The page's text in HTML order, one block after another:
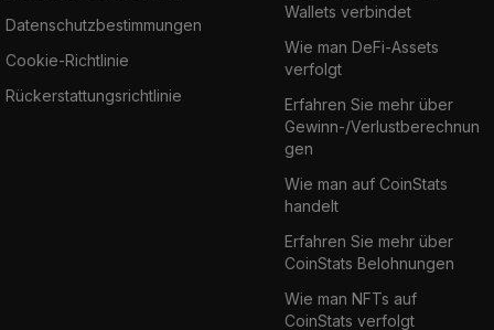
Datenschutzbestimmungen
Cookie-Richtlinie
Rückerstattungsrichtlinie
Wallets verbindet
Wie man DeFi-Assets
verfolgt
Erfahren Sie mehr über
Gewinn-/Verlustberechnun
gen
Wie man auf CoinStats
handelt
Erfahren Sie mehr über
CoinStats Belohnungen
Wie man NFTs auf
CoinStats verfolgt